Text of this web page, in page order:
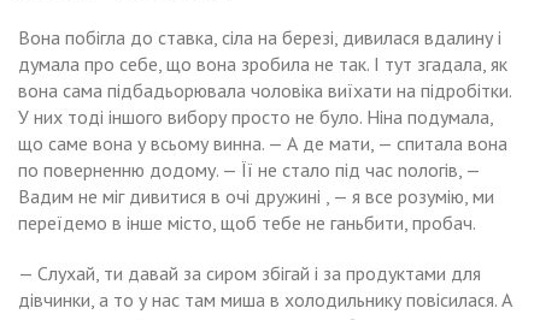
Вона побігла до ставка, сіла на березі, дивилася вдалину і
думала про себе, що вона зробила не так. І тут згадала, як
вона сама підбадьорювала чоловіка виїхати на підробітки.
У них тоді іншого вибору просто не було. Ніна подумала,
що саме вона у всьому винна. — А де мати, — спитала вона
по поверненню додому. — Її не стало під час nологів, —
Вадим не міг дивитися в очі дружині , — я все розумію, ми
переїдемо в інше місто, щоб тебе не ганьбити, пробач.
— Слухай, ти давай за сиром збігай і за продуктами для
дівчинки, а то у нас там миша в холодильнику повісилася. А